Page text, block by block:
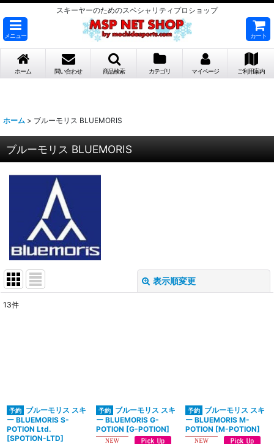
スキーヤーのためのスペシャリティプロショップ
メニュー カート
ホーム 問い合わせ 商品検索 カテゴリ マイページ ご利用案内
ホーム > ブルーモリス BLUEMORIS
ブルーモリス BLUEMORIS
表示順変更
13件
ブルーモリス スキ
ー BLUEMORIS S-
POTION Ltd.
[SPOTION-LTD]
ブルーモリス スキ
ー BLUEMORIS G-
POTION [G-POTION]
ブルーモリス スキ
ー BLUEMORIS M-
POTION [M-POTION]